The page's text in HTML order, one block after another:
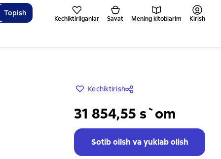
Topish
Kechiktirilganlar Savat Mening kitoblarim Kirish
Kechiktirish
31 854,55 s`om
Sotib oilsh va yuklab olish